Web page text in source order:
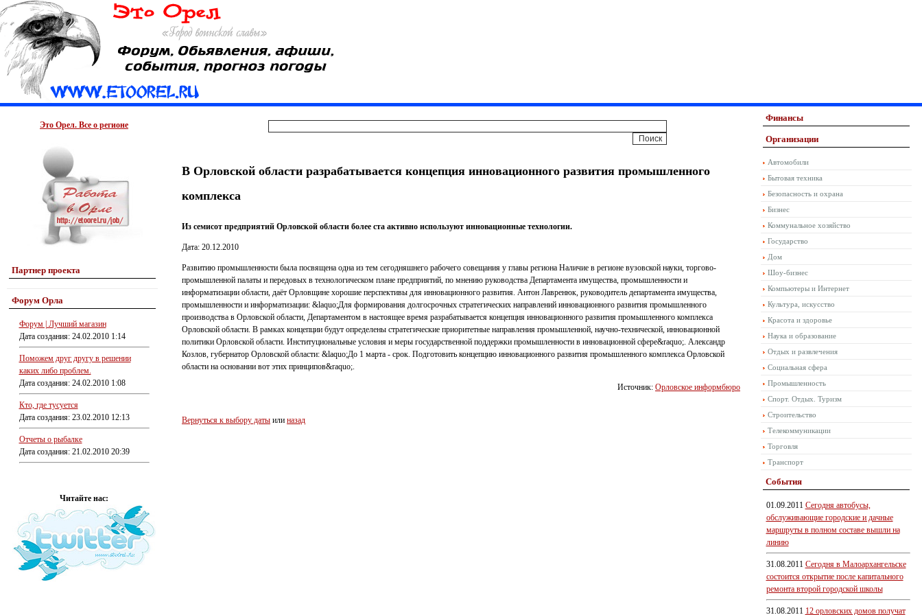
Это Орел. Все о регионе
Партнер проекта
Форум Орла
Форум | Лучший магазин
Дата создания: 24.02.2010 1:14
Поможем друг другу в решении
каких либо проблем.
Дата создания: 24.02.2010 1:08
Кто, где тусуется
Дата создания: 23.02.2010 12:13
Отчеты о рыбалке
Дата создания: 21.02.2010 20:39
Читайте нас:
В Орловской области разрабатывается концепция инновационного развития промышленного
комплекса
Из семисот предприятий Орловской области более ста активно используют инновационные технологии.
Дата: 20.12.2010
Развитию промышленности была посвящена одна из тем сегодняшнего рабочего совещания у главы региона Наличие в регионе вузовской науки, торгово-
промышленной палаты и передовых в технологическом плане предприятий, по мнению руководства Департамента имущества, промышленности и
информатизации области, даёт Орловщине хорошие перспективы для инновационного развития. Антон Лавренюк, руководитель департамента имущества,
промышленности и информатизации: &laquo;Для формирования долгосрочных стратегических направлений инновационного развития промышленного
производства в Орловской области, Департаментом в настоящее время разрабатывается концепция инновационного развития промышленного комплекса
Орловской области. В рамках концепции будут определены стратегические приоритетные направления промышленной, научно-технической, инновационной
политики Орловской области. Институциональные условия и меры государственной поддержки промышленности в инновационной сфере&raquo;. Александр
Козлов, губернатор Орловской области: &laquo;До 1 марта - срок. Подготовить концепцию инновационного развития промышленного комплекса Орловской
области на основании вот этих принципов&raquo;.
Источник: Орловское информбюро
Вернуться к выбору даты или назад
Финансы
Организации
Автомобили
Бытовая техника
Безопасность и охрана
Бизнес
Коммунальное хозяйство
Государство
Дом
Шоу-бизнес
Компьютеры и Интернет
Культура, искусство
Красота и здоровье
Наука и образование
Отдых и развлечения
Социальная сфера
Промышленность
Спорт. Отдых. Туризм
Строительство
Телекоммуникации
Торговля
Транспорт
События
01.09.2011 Сегодня автобусы,
обслуживающие городские и дачные
маршруты в полном составе вышли на
линию
31.08.2011 Сегодня в Малоархангельске
состоится открытие после капитального
ремонта второй городской школы
31.08.2011 12 орловских домов получат